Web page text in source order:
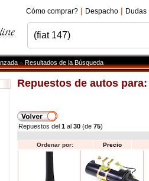
Cómo comprar? | Despacho | Dudas
»Resultados de la Búsqueda
Repuestos de autos
Repuestos del 1al 30(de 75)
Ordenar por: Precio